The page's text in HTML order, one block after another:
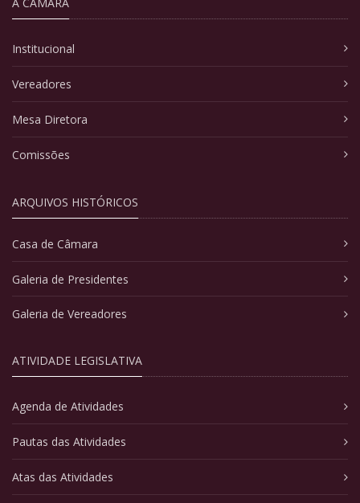
Institucional
Vereadores
Mesa Diretora
Comissões
ARQUIVOS HISTÓRICOS
Casa de Câmara
Galeria de Presidentes
Galeria de Vereadores
ATIVIDADE LEGISLATIVA
Agenda de Atividades
Pautas das Atividades
Atas das Atividades